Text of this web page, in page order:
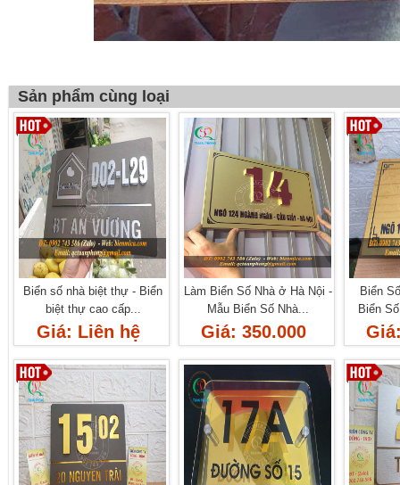
Sản phẩm cùng loại
Biển số nhà biệt thự - Biển
biệt thự cao cấp...
Giá: Liên hệ
Làm Biển Số Nhà ở Hà Nội -
Mẫu Biển Số Nhà...
Giá: 350.000
Biển
Biển